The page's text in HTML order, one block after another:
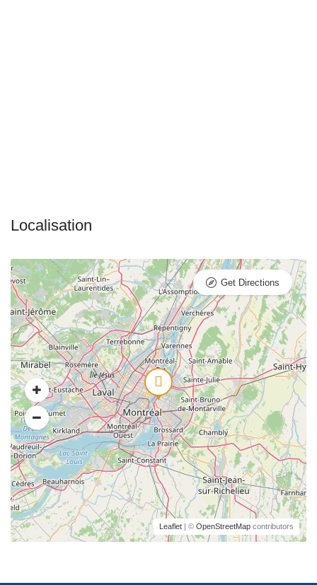
Leaflet | © OpenStreetMap contributors
Get Directions